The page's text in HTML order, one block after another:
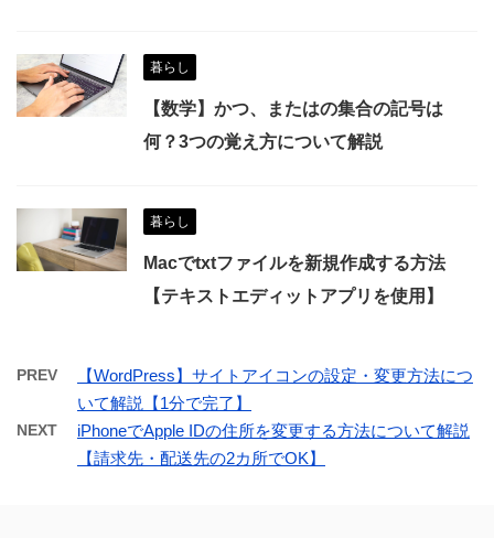
暮らし
【数学】かつ、またはの集合の記号は
何？3つの覚え方について解説
暮らし
Macでtxtファイルを新規作成する方法
【テキストエディットアプリを使用】
PREV
【WordPress】サイトアイコンの設定・変更方法につ
いて解説【1分で完了】
NEXT
iPhoneでApple IDの住所を変更する方法について解説
【請求先・配送先の2カ所でOK】